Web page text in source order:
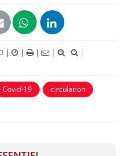
| | | |
|
Covid-19
circulation